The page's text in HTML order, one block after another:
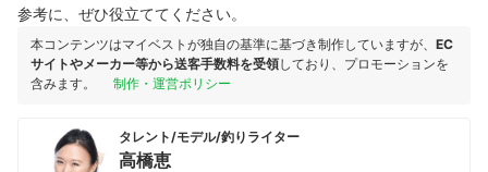
参考に、ぜひ役立ててください。
本コンテンツはマイベストが独自の基準に基づき制作していますが、 EC
サイトやメーカー等から送客手数料を受領しており、プロモーションを
含みます。
制作・運営ポリシー
タレント/モデル/釣りライター
高橋恵